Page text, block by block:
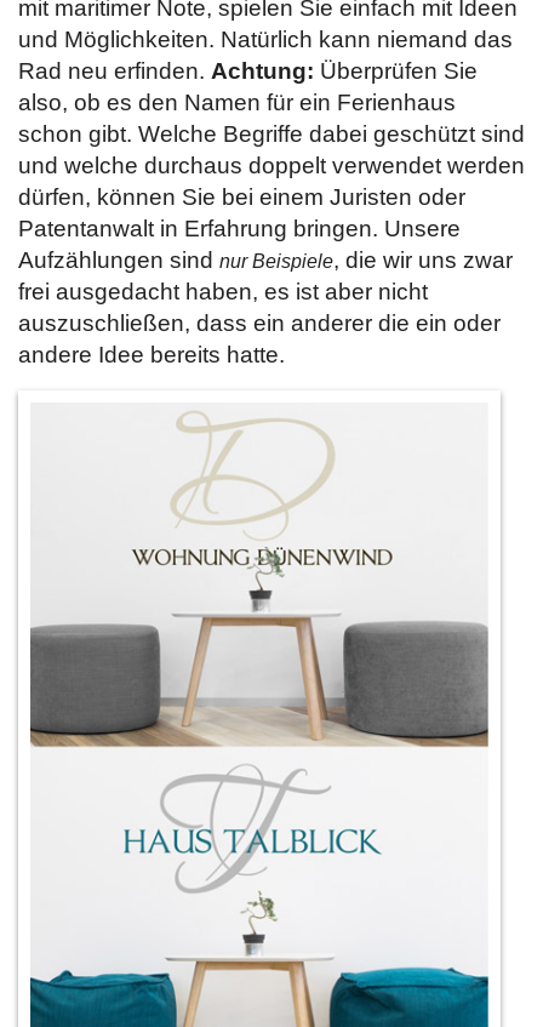
mit maritimer Note, spielen Sie einfach mit Ideen
und Möglichkeiten. Natürlich kann niemand das
Rad neu erfinden. Achtung: Überprüfen Sie
also, ob es den Namen für ein Ferienhaus
schon gibt. Welche Begriffe dabei geschützt sind
und welche durchaus doppelt verwendet werden
dürfen, können Sie bei einem Juristen oder
Patentanwalt in Erfahrung bringen. Unsere
Aufzählungen sind nur Beispiele, die wir uns zwar
frei ausgedacht haben, es ist aber nicht
auszuschließen, dass ein anderer die ein oder
andere Idee bereits hatte.